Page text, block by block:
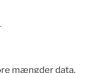
mængder data.